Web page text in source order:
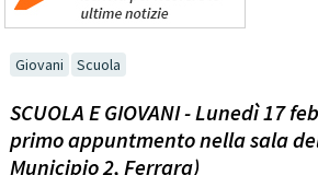
Giovani Scuola
SCUOLA E GIOVANI - Lunedì 17
primo appuntmento nella sala
Municipio 2, Ferrara)